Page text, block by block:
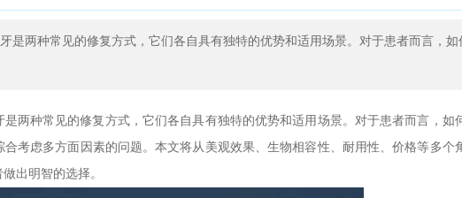
是两种常见的修复方式，它们各自具有独特的优势和适用场景。对于患者而言，如
两种常见的修复方式，它们各自具有独特的优势和适用场景。对于患者而言，如
考虑多方面因素的问题。本文将从美观效果、生物相容性、耐用性、价格等多个
出明智的选择。